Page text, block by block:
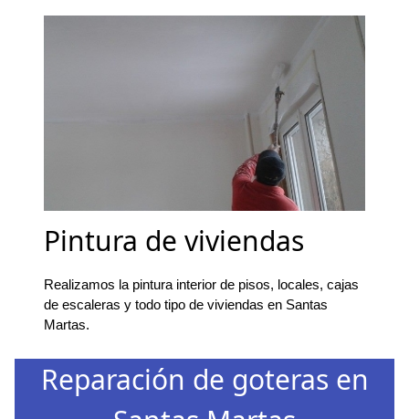
Pintura de viviendas
Realizamos la pintura interior de pisos, locales, cajas
de escaleras y todo tipo de viviendas en Santas
Martas.
Reparación de goteras en